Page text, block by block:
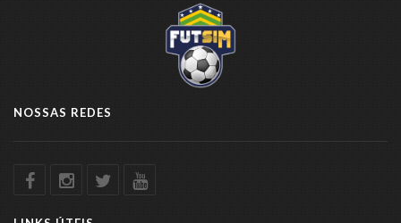
NOSSAS REDES